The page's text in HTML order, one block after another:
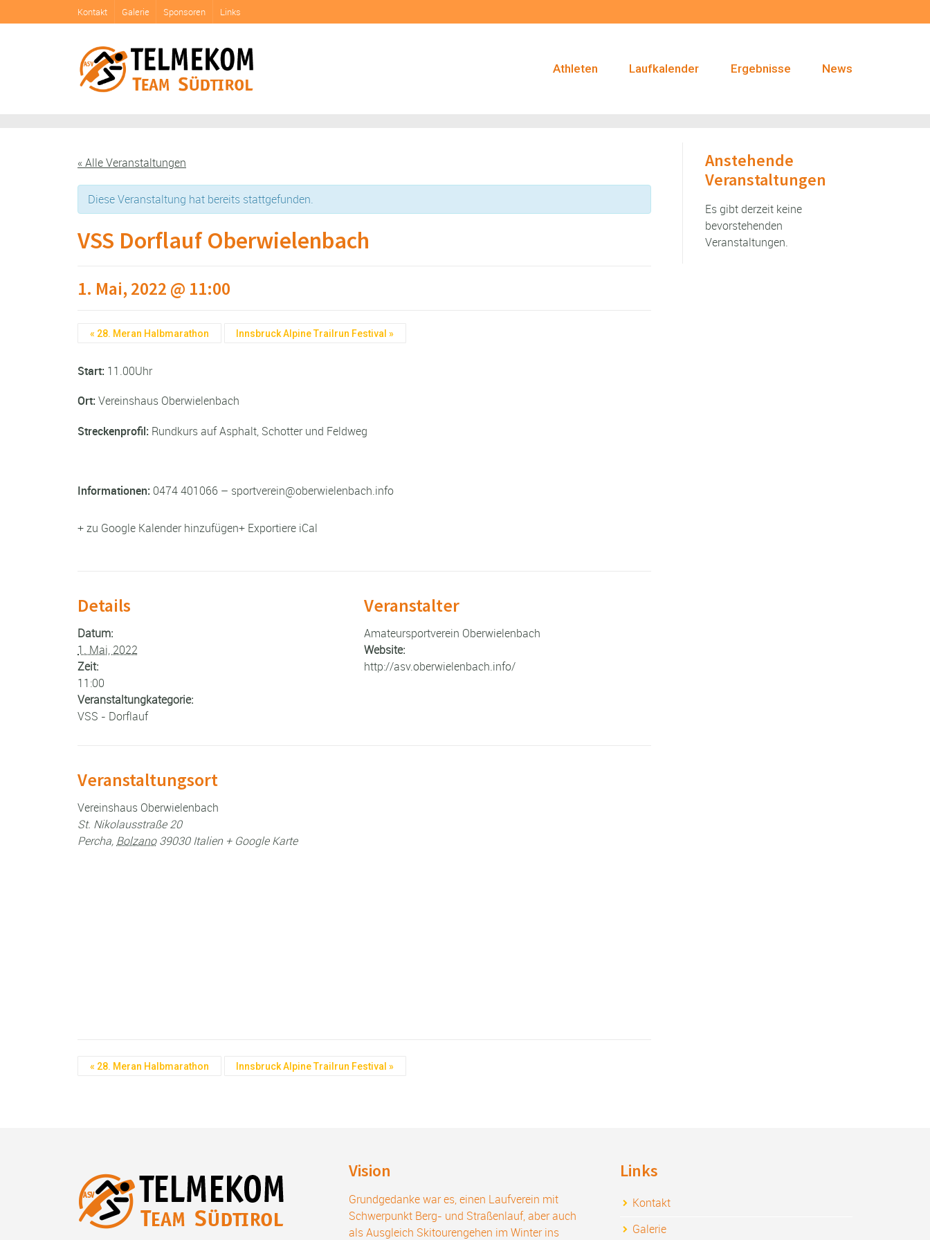
Kontakt Galerie Sponsoren Links
Athleten Laufkalender Ergebnisse News
« Alle Veranstaltungen
Diese Veranstaltung hat bereits stattgefunden.
VSS Dorflauf Oberwielenbach
1. Mai, 2022 @ 11:00
« 28. Meran Halbmarathon Innsbruck Alpine Trailrun Festival»
Start: 11.00Uhr
Ort: Vereinshaus Oberwielenbach
Streckenprofil: Rundkurs auf Asphalt, Schotter und Feldweg
Informationen: 0474 401066 – sportverein@oberwielenbach.info
+ zu Google Kalender hinzufügen+ Exportiere iCal
Details
Datum:
1. Mai, 2022
Zeit:
11:00
Veranstaltungkategorie:
VSS - Dorflauf
Veranstalter
Amateursportverein Oberwielenbach
Website:
http://asv.oberwielenbach.info/
Veranstaltungsort
Vereinshaus Oberwielenbach
St. Nikolausstraße 20
Percha, Bolzano 39030 Italien + Google Karte
« 28. Meran Halbmarathon Innsbruck Alpine Trailrun Festival»
Anstehende
Veranstaltungen
Es gibt derzeit keine
bevorstehenden
Veranstaltungen.
Vision
Grundgedanke war es, einen Laufverein mit
Schwerpunkt Berg- und Straßenlauf, aber auch
als Ausgleich Skitourengehen im Winter ins
Links
Kontakt
Galerie